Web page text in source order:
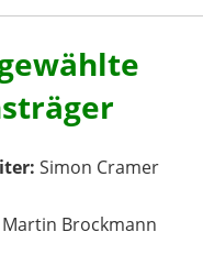
Simon Cramer
Martin Brockmann